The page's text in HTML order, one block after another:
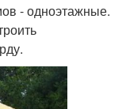
- одноэтажные.